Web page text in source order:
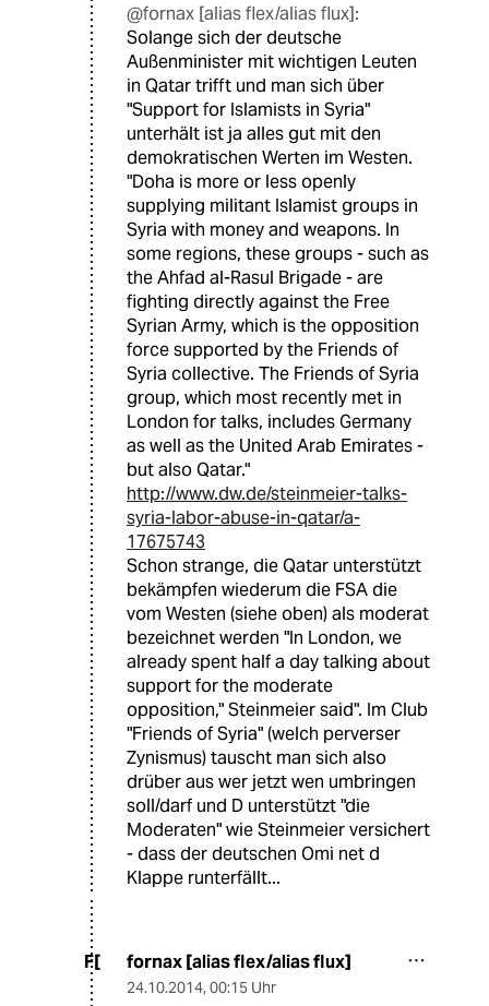
@fornax [alias flex/alias flux]:
Solange sich der deutsche
Außenminister mit wichtigen Leuten
in Qatar trifft und man sich über
"Support for Islamists in Syria"
unterhält ist ja alles gut mit den
demokratischen Werten im Westen.
"Doha is more or less openly
supplying militant Islamist groups in
Syria with money and weapons. In
some regions, these groups - such as
the Ahfad al-Rasul Brigade - are
fighting directly against the Free
Syrian Army, which is the opposition
force supported by the Friends of
Syria collective. The Friends of Syria
group, which most recently met in
London for talks, includes Germany
as well as the United Arab Emirates -
but also Qatar."
http://www.dw.de/steinmeier-talks-
syria-labor-abuse-in-qatar/a-
17675743
Schon strange, die Qatar unterstützt
bekämpfen wiederum die FSA die
vom Westen (siehe oben) als moderat
bezeichnet werden "In London, we
already spent half a day talking about
support for the moderate
opposition," Steinmeier said". Im Club
"Friends of Syria" (welch perverser
Zynismus) tauscht man sich also
drüber aus wer jetzt wen umbringen
soll/darf und D unterstützt "die
Moderaten" wie Steinmeier versichert
- dass der deutschen Omi net d
Klappe runterfällt...
F[ fornax [alias flex/alias flux]
24.10.2014, 00:15 Uhr